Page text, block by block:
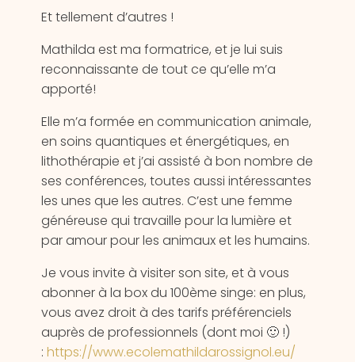
Et tellement d’autres !
Mathilda est ma formatrice, et je lui suis
reconnaissante de tout ce qu’elle m’a
apporté!
Elle m’a formée en communication animale,
en soins quantiques et énergétiques, en
lithothérapie et j’ai assisté à bon nombre de
ses conférences, toutes aussi intéressantes
les unes que les autres. C’est une femme
généreuse qui travaille pour la lumière et
par amour pour les animaux et les humains.
Je vous invite à visiter son site, et à vous
abonner à la box du 100ème singe: en plus,
vous avez droit à des tarifs préférenciels
auprès de professionnels (dont moi 🙂 !)
: https://www.ecolemathildarossignol.eu/